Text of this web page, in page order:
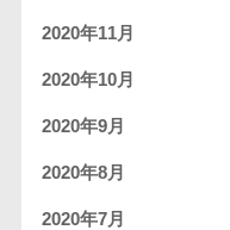
2020年11月
2020年10月
2020年9月
2020年8月
2020年7月